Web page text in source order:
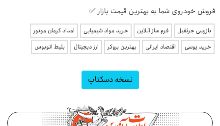
فروش خودروی شما به بهترین قیمت بازار ✅
بازرسی جرثقیل فرم ساز آنلاین خرید مواد شیمیایی
امداد کرمان موتور
خرید یوسی
اقتصاد ایرانی بهترین بروکر ارز دیجیتال بلیط اتوبوس
نسخه دسکتاپ